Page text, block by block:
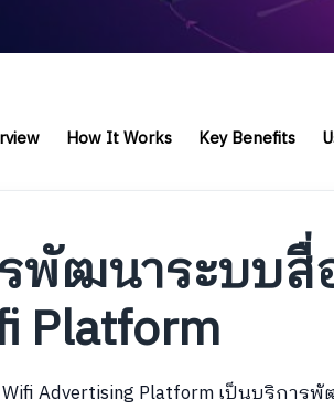
How It Works Key Benefits
พัฒนาระบบ
Platform
Advertising Platform เป็นบริการ